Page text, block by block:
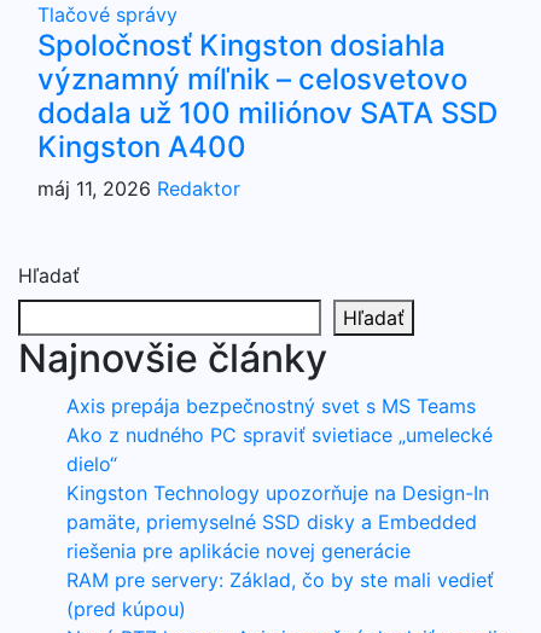
Tlačové správy
Spoločnosť Kingston dosiahla
významný míľnik – celosvetovo
dodala už 100 miliónov SATA SSD
Kingston A400
máj 11, 2026 Redaktor
Hľadať
Hľadať
Najnovšie články
Axis prepája bezpečnostný svet s MS Teams
Ako z nudného PC spraviť svietiace „umelecké
dielo“
Kingston Technology upozorňuje na Design-In
pamäte, priemyselné SSD disky a Embedded
riešenia pre aplikácie novej generácie
RAM pre servery: Základ, čo by ste mali vedieť
(pred kúpou)